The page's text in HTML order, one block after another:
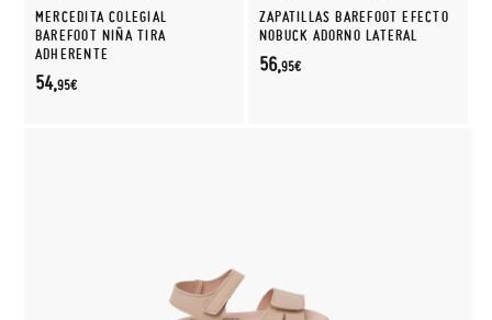
MERCEDITA COLEGIAL
BAREFOOT NIÑA TIRA
ADHERENTE
54,95€
ZAPATILLAS BAREFOOT EFECTO
NOBUCK ADORNO LATERAL
56,95€